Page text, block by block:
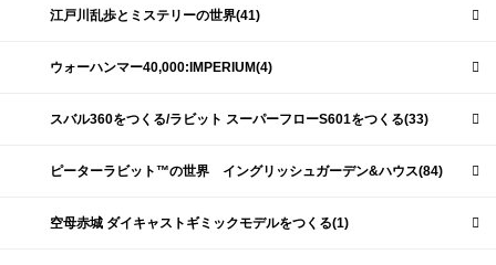
江戸川乱歩とミステリーの世界(41)
ウォーハンマー40,000:IMPERIUM(4)
スバル360をつくる/ラビット スーパーフローS601をつくる(33)
ピーターラビット™の世界 イングリッシュガーデン&ハウス(84)
空母赤城 ダイキャストギミックモデルをつくる(1)